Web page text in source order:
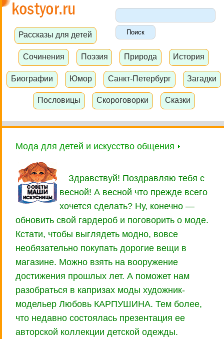
Рассказы для детей
Сочинения Поэзия Природа История
Биографии Юмор Санкт-Петербург Загадки
Пословицы Скороговорки Сказки
Мода для детей и искусство общения
Здравствуй! Поздравляю тебя с
весной! А весной что прежде всего
хочется сделать? Ну, конечно —
обновить свой гардероб и поговорить о моде.
Кстати, чтобы выглядеть модно, вовсе
необязательно покупать дорогие вещи в
магазине. Можно взять на вооружение
достижения прошлых лет. А поможет нам
разобраться в капризах моды художник-
модельер Любовь КАРПУШИНА. Тем более,
что недавно состоялась презентация ее
авторской коллекции детской одежды.